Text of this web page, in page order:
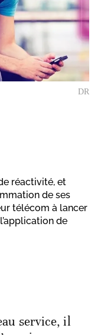
DR
réactivité, et
de ses
télécom à lancer
de
service, il